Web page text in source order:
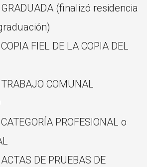
(finalizó residencia
FIEL DE LA COPIA DEL
COMUNAL
PROFESIONAL o
DE PRUEBAS DE